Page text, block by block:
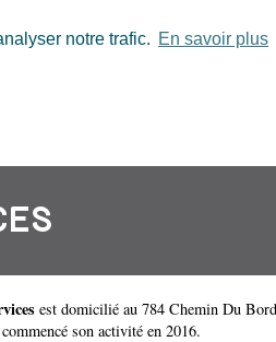
notre trafic. En savoir plus
est domicilié au 784 Chemin Du
son activité en 2016.